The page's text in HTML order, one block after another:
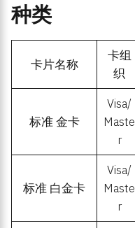
种类
卡片名称
卡组
织
标准 金卡
Visa/
Maste
r
标准 白金卡
Visa/
Maste
r